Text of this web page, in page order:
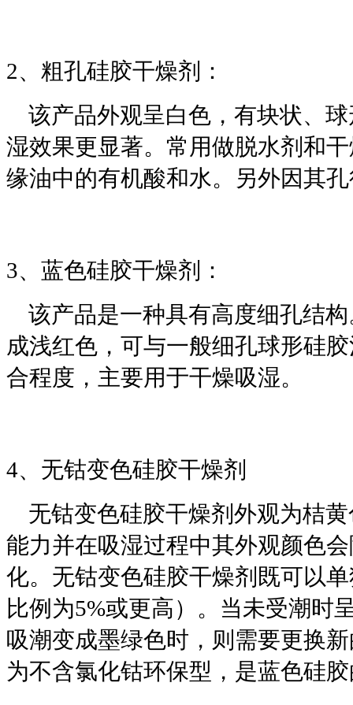
2、粗孔硅胶干燥剂：
该产品外观呈白色，有块状、
湿效果更显著。常用做脱水剂和
缘油中的有机酸和水。另外因其
3、蓝色硅胶干燥剂：
该产品是一种具有高度细孔结
成浅红色，可与一般细孔球形硅
合程度，主要用于干燥吸湿。
4、无钴变色硅胶干燥剂
无钴变色硅胶干燥剂外观为桔
能力并在吸湿过程中其外观颜色
化。无钴变色硅胶干燥剂既可以
比例为5%或更高）。当未受潮时
吸潮变成墨绿色时，则需要更换
为不含氯化钴环保型，是蓝色硅